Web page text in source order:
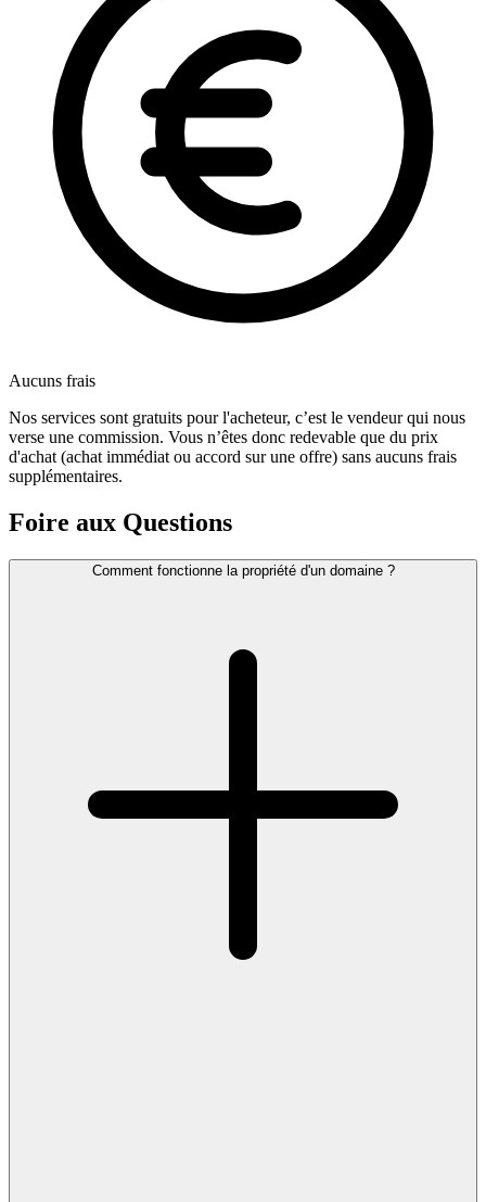
Aucuns frais
Nos services sont gratuits pour l'acheteur, c’est le vendeur qui nous
verse une commission. Vous n’êtes donc redevable que du prix
d'achat (achat immédiat ou accord sur une offre) sans aucuns frais
supplémentaires.
Foire aux Questions
Comment fonctionne la propriété d'un domaine ?